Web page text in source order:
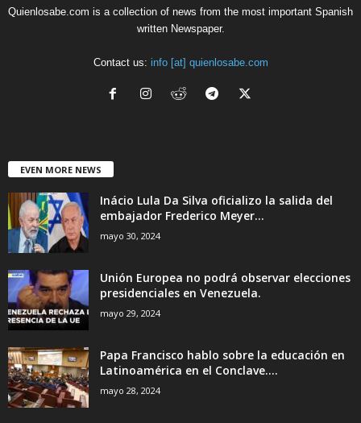
Quienlosabe.com is a collection of news from the most important Spanish
written Newspaper.
Contact us: info [at] quienlosabe.com
EVEN MORE NEWS
Inácio Lula Da Silva oficializo la salida del
embajador Frederico Meyer...
mayo 30, 2024
Unión Europea no podrá observar elecciones
presidenciales en Venezuela.
mayo 29, 2024
Papa Francisco hablo sobre la educación en
Latinoamérica en el Conclave....
mayo 28, 2024